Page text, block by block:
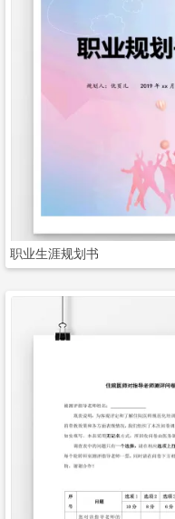
职业生涯规划书
立即下载
立即下载